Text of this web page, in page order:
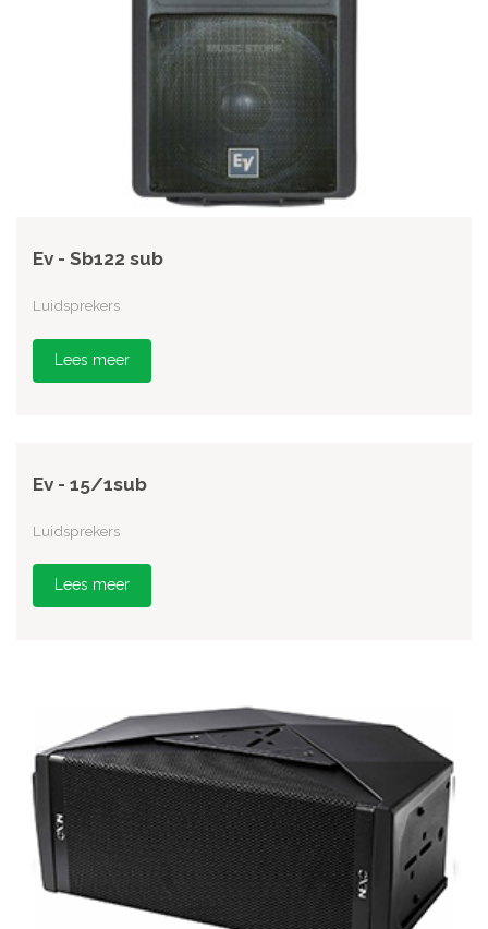
Ev - Sb122 sub
Luidsprekers
Lees meer
Ev - 15/1sub
Luidsprekers
Lees meer